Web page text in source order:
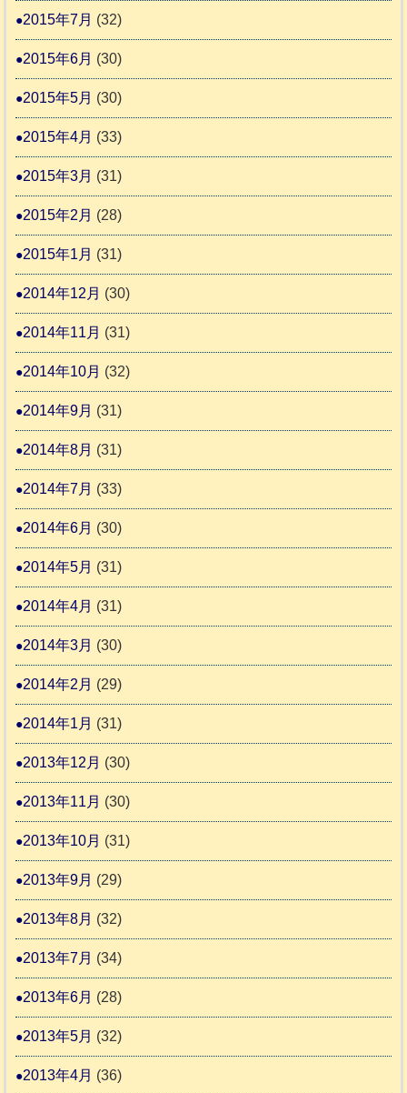
2015年7月 (32)
2015年6月 (30)
2015年5月 (30)
2015年4月 (33)
2015年3月 (31)
2015年2月 (28)
2015年1月 (31)
2014年12月 (30)
2014年11月 (31)
2014年10月 (32)
2014年9月 (31)
2014年8月 (31)
2014年7月 (33)
2014年6月 (30)
2014年5月 (31)
2014年4月 (31)
2014年3月 (30)
2014年2月 (29)
2014年1月 (31)
2013年12月 (30)
2013年11月 (30)
2013年10月 (31)
2013年9月 (29)
2013年8月 (32)
2013年7月 (34)
2013年6月 (28)
2013年5月 (32)
2013年4月 (36)